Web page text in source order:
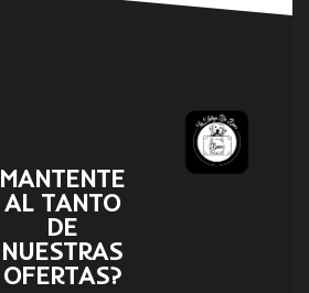
MANTENTE
AL TANTO
DE
NUESTRAS
OFERTAS?